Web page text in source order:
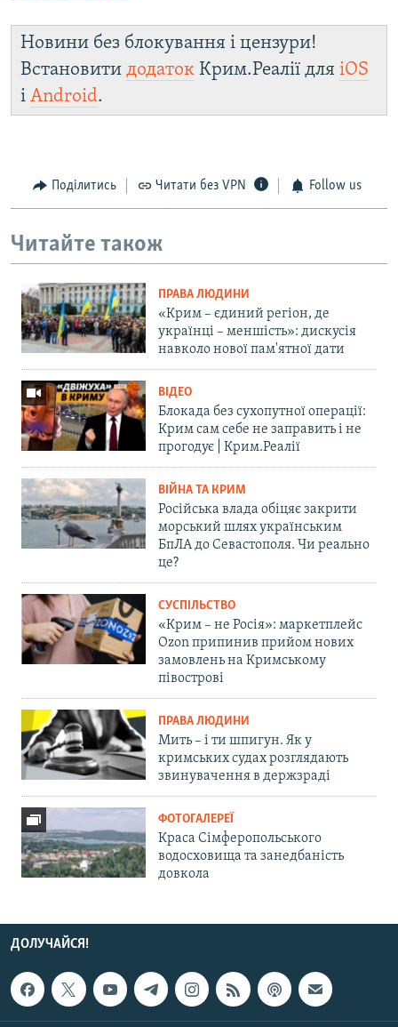
Новини без блокування і цензури!
Встановити додаток Крим.Реалії для iOS
і Android.
Поділитись Читати без VPN Follow us
Читайте також
ПРАВА ЛЮДИНИ
«Крим – єдиний регіон, де
українці – меншість»: дискусія
навколо нової пам'ятної дати
ВІДЕО
Блокада без сухопутної операції:
Крим сам себе не заправить і не
прогодує | Крим.Реалії
ВІЙНА ТА КРИМ
Російська влада обіцяє закрити
морський шлях українським
БпЛА до Севастополя. Чи реально
це?
СУСПІЛЬСТВО
«Крим – не Росія»: маркетплейс
Ozon припинив прийом нових
замовлень на Кримському
півострові
ПРАВА ЛЮДИНИ
Мить – і ти шпигун. Як у
кримських судах розглядають
звинувачення в держзраді
ФОТОГАЛЕРЕЇ
Краса Сімферопольського
водосховища та занедбаність
довкола
ДОЛУЧАЙСЯ!